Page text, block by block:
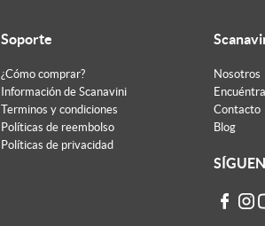
Soporte
¿Cómo comprar?
Información de Scanavini
Terminos y condiciones
Políticas de reembolso
Políticas de privacidad
Nosotros
Contacto
Blog